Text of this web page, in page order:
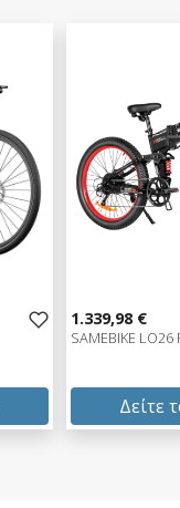
1.339,98 €
SAMEBIKE LO26
Δείτε